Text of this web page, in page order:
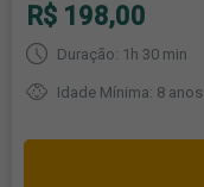
R$ 198,00
Duração: 1h 30 min
Idade Mínima: 8 anos